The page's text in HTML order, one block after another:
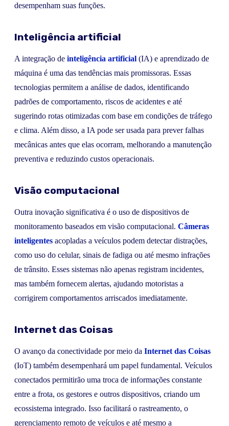
desempenham suas funções.
Inteligência artificial
A integração de inteligência artificial (IA) e aprendizado de
máquina é uma das tendências mais promissoras. Essas
tecnologias permitem a análise de dados, identificando
padrões de comportamento, riscos de acidentes e até
sugerindo rotas otimizadas com base em condições de tráfego
e clima. Além disso, a IA pode ser usada para prever falhas
mecânicas antes que elas ocorram, melhorando a manutenção
preventiva e reduzindo custos operacionais.
Visão computacional
Outra inovação significativa é o uso de dispositivos de
monitoramento baseados em visão computacional. Câmeras
inteligentes acopladas a veículos podem detectar distrações,
como uso do celular, sinais de fadiga ou até mesmo infrações
de trânsito. Esses sistemas não apenas registram incidentes,
mas também fornecem alertas, ajudando motoristas a
corrigirem comportamentos arriscados imediatamente.
Internet das Coisas
O avanço da conectividade por meio da Internet das Coisas
(IoT) também desempenhará um papel fundamental. Veículos
conectados permitirão uma troca de informações constante
entre a frota, os gestores e outros dispositivos, criando um
ecossistema integrado. Isso facilitará o rastreamento, o
gerenciamento remoto de veículos e até mesmo a